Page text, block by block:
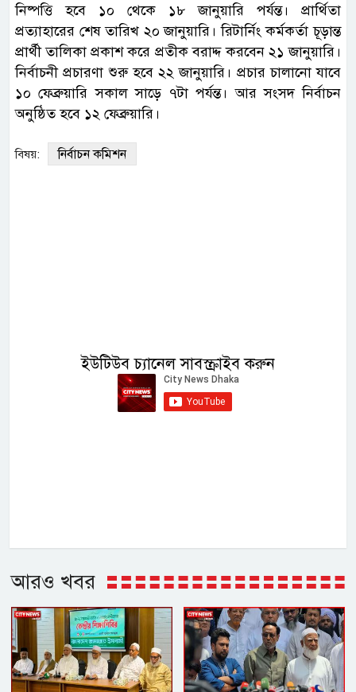
নিষ্পত্তি হবে ১০ থেকে ১৮ জানুয়ারি পর্যন্ত। প্রার্থিতা
প্রত্যাহারের শেষ তারিখ ২০ জানুয়ারি। রিটার্নিং কর্মকর্তা চূড়ান্ত
প্রার্থী তালিকা প্রকাশ করে প্রতীক বরাদ্দ করবেন ২১ জানুয়ারি।
নির্বাচনী প্রচারণা শুরু হবে ২২ জানুয়ারি। প্রচার চালানো যাবে
১০ ফেব্রুয়ারি সকাল সাড়ে ৭টা পর্যন্ত। আর সংসদ নির্বাচন
অনুষ্ঠিত হবে ১২ ফেব্রুয়ারি।
বিষয়: নির্বাচন কমিশন
ইউটিউব চ্যানেল সাবস্ক্রাইব করুন
আরও খবর